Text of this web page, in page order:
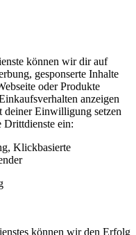
können wir dir auf
gesponserte Inhalte
oder Produkte
anzeigen
deiner Einwilligung setzen
Drittdienste ein:
Klickbasierte
können wir den Erfolg